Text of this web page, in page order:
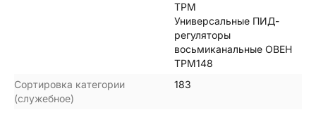
ТРМ
Универсальные ПИД-
регуляторы
восьмиканальные ОВЕН
ТРМ148
Сортировка категории
(служебное)
183